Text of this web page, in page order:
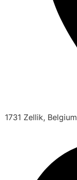
1731 Zellik, Belgium